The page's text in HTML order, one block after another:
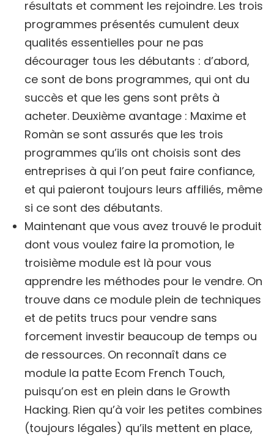
résultats et comment les rejoindre. Les trois
programmes présentés cumulent deux
qualités essentielles pour ne pas
décourager tous les débutants : d’abord,
ce sont de bons programmes, qui ont du
succès et que les gens sont prêts à
acheter. Deuxième avantage : Maxime et
Romàn se sont assurés que les trois
programmes qu’ils ont choisis sont des
entreprises à qui l’on peut faire confiance,
et qui paieront toujours leurs affiliés, même
si ce sont des débutants.
Maintenant que vous avez trouvé le produit
dont vous voulez faire la promotion, le
troisième module est là pour vous
apprendre les méthodes pour le vendre. On
trouve dans ce module plein de techniques
et de petits trucs pour vendre sans
forcement investir beaucoup de temps ou
de ressources. On reconnaît dans ce
module la patte Ecom French Touch,
puisqu’on est en plein dans le Growth
Hacking. Rien qu’à voir les petites combines
(toujours légales) qu’ils mettent en place,